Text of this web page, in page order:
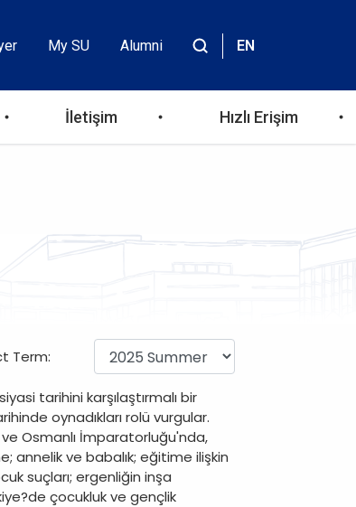
My SU
Alumni
EN
İletişim Hızlı Erişim
Term:
tarihini karşılaştırmalı bir
oynadıkları rolü vurgular.
ve Osmanlı İmparatorluğu'nda,
annelik ve babalık; eğitime ilişkin
suçları; ergenliğin inşa
çocukluk ve gençlik